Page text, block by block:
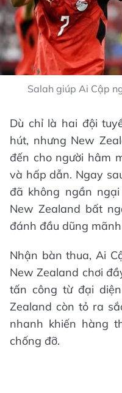
Salah giúp Ai Cập
Dù chỉ là hai đội
hút, nhưng New
đến cho người hâm
và hấp dẫn. Ngay
đã không ngần
New Zealand bất
đánh đầu dũng
Nhận bàn thua, Ai
New Zealand chơi
tấn công từ đại
Zealand còn tỏ ra
nhanh khiến hàng
chống đỡ.